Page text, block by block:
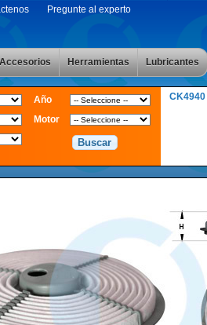
Pregunte al experto
Accesorios Herramientas Lubricantes
Año
Motor
CK4940